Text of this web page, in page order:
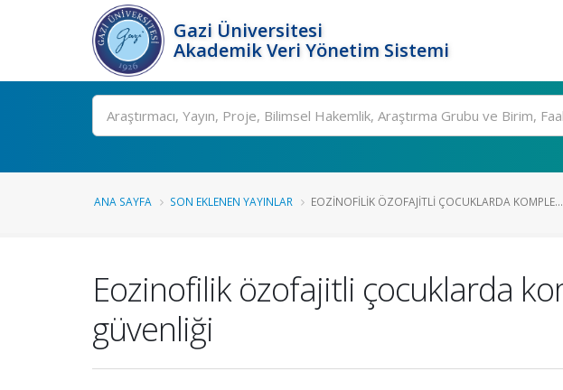
Gazi Üniversitesi
Akademik Veri Yönetim Sistemi
Ara
ANA SAYFA SON EKLENEN YAYINLAR EOZINOFILIK ÖZOFAJITLI ÇOCUKLARDA KOMPLE...
Eozinofilik özofajitli çocuklarda
güvenliği